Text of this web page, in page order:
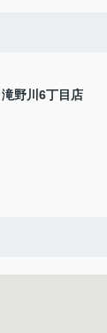
野川6丁目店